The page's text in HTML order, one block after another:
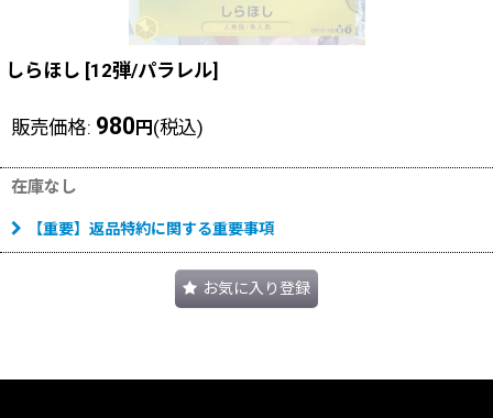
しらほし [12弾/パラレル]
販売価格: 980 円 (税込)
在庫なし
【重要】返品特約に関する重要事項
お気に入り登録